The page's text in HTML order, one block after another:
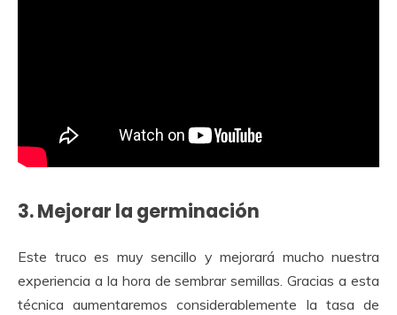
3. Mejorar la germinación
Este truco es muy sencillo y mejorará mucho nuestra
experiencia a la hora de sembrar semillas. Gracias a esta
técnica aumentaremos considerablemente la tasa de